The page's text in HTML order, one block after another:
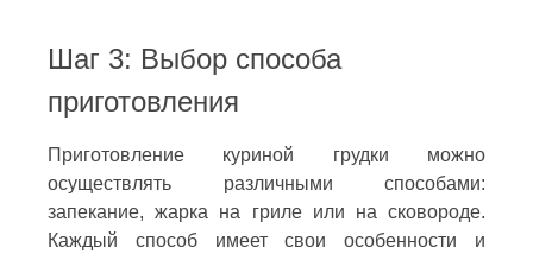
Шаг 3: Выбор способа
приготовления
Приготовление куриной грудки можно
осуществлять различными способами:
запекание, жарка на гриле или на сковороде.
Каждый способ имеет свои особенности и